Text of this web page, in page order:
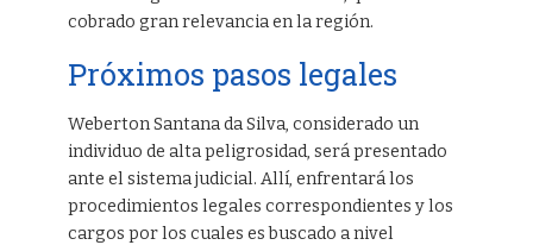
cobrado gran relevancia en la región.
Próximos pasos legales
Weberton Santana da Silva, considerado un
individuo de alta peligrosidad, será presentado
ante el sistema judicial. Allí, enfrentará los
procedimientos legales correspondientes y los
cargos por los cuales es buscado a nivel